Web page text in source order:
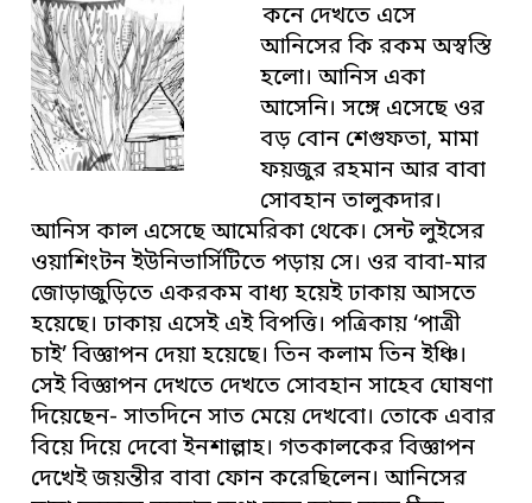
কনে দেখতে এসে
আনিসের কি রকম অস্বস্তি
হলো। আনিস একা
আসেনি। সঙ্গে এসেছে ওর
বড় বোন শেগুফতা, মামা
ফয়জুর রহমান আর বাবা
সোবহান তালুকদার।
আনিস কাল এসেছে আমেরিকা থেকে। সেন্ট লুইসের
ওয়াশিংটন ইউনিভার্সিটিতে পড়ায় সে। ওর বাবা-মার
জোড়াজুড়িতে একরকম বাধ্য হয়েই ঢাকায় আসতে
হয়েছে। ঢাকায় এসেই এই বিপত্তি। পত্রিকায় ‘পাত্রী
চাই’ বিজ্ঞাপন দেয়া হয়েছে। তিন কলাম তিন ইঞ্চি।
সেই বিজ্ঞাপন দেখতে দেখতে সোবহান সাহেব ঘোষণা
দিয়েছেন- সাতদিনে সাত মেয়ে দেখবো। তোকে এবার
বিয়ে দিয়ে দেবো ইনশাল্লাহ। গতকালকের বিজ্ঞাপন
দেখেই জয়ন্তীর বাবা ফোন করেছিলেন। আনিসের